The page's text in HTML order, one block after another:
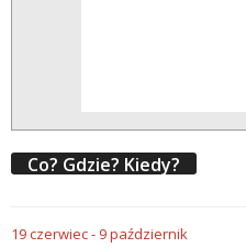
Co? Gdzie? Kiedy?
19czerwiec- 9październik